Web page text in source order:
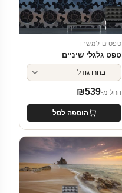
טפטים למשרד
טפט גלגלי שיניים
החל מ- ₪539
הוספה לסל